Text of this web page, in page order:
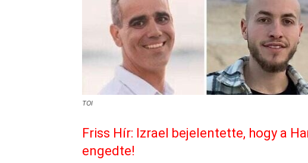
TOI
Friss Hír: Izrael bejelentette, hogy a
engedte!